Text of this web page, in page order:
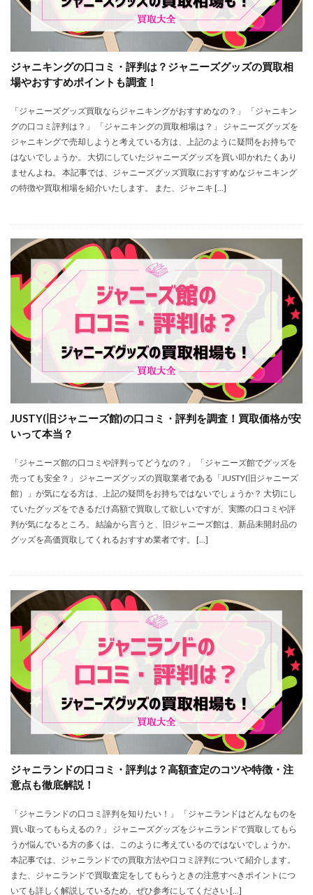
ジャニキングの口コミ・評判は？ジャニーズグッズの買取相
場やおすすめポイントも調査！
「ジャニーズグッズ買取ならジャニキングがおすすめなの？」 「ジャニキン
グの口コミ評判は？」 「ジャニキングの買取相場は？」 ジャニーズグッズを
ジャニキングで売却しようと考えている方は、上記のように疑問をお持ちで
はないでしょうか。 大切にしていたジャニーズグッズを買い叩かれたくあり
ませんよね。 本記事では、ジャニーズグッズ買取におすすめなジャニキング
の特徴や買取相場を紹介いたします。 また、ジャニキ […]
JUSTY(旧ジャニーズ館)の口コミ・評判を調査！買取価格が安
いって本当？
「ジャニーズ館の口コミや評判ってどうなの？」 「ジャニーズ館でグッズを
売っても安全？」 ジャニーズグッズの買取業者である「JUSTY(旧ジャニーズ
館）」が気になる方は、上記の疑問をお持ちではないでしょうか？ 大切にし
ていたグッズをできるだけ高額で買取して欲しいですが、実際の口コミや評
判が気になるところ。 結論から言うと、旧ジャニーズ館は、新品未開封品の
グッズを高価買取してくれるおすすめ業者です。 […]
ジャニランドの口コミ・評判は？高額査定のコツや特徴・注
意点も徹底解説！
「ジャニランドの口コミ評判を知りたい！」 「ジャニランドはどんなものを
買い取ってもらえるの？」 ジャニーズグッズをジャニランドで買取してもら
うか悩んでいる方の多くは、このように考えているのではないでしょうか。
本記事では、ジャニランドでの買取方法や口コミ評判について紹介します。
また、ジャニランドで買取査定をしてもらうときの注意すべきポイントにつ
いても詳しく解説しているため、ぜひ参考にしてください […]